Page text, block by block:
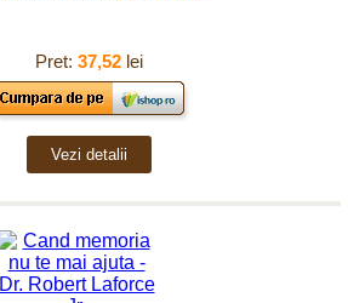
Pret: 37,52lei
Vezi detalii